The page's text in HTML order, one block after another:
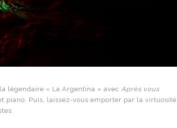
légendaire « La Argentina » avec Après vous
piano. Puis, laissez-vous emporter par la virtuosité